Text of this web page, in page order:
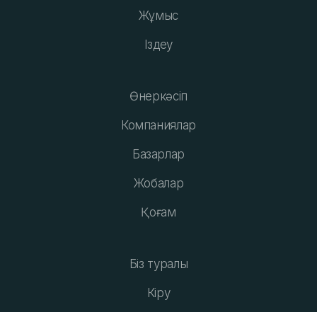
Жұмыс
Іздеу
Өнеркәсіп
Компаниялар
Базарлар
Жобалар
Қоғам
Біз туралы
Кіру